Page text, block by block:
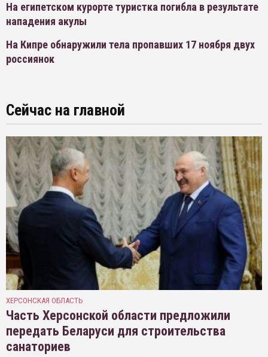
На египетском курорте туристка погибла в результате
нападения акулы
На Кипре обнаружили тела пропавших 17 ноября двух
россиянок
Сейчас на главной
ХЕРСОНСКАЯ ОБЛАСТЬ
Часть Херсонской области предложили
передать Беларуси для строительства
санаториев